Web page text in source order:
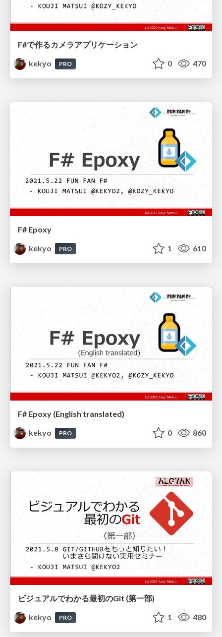
F#で作るカメラアプリケーション
kekyo
PRO 0 470
F# Epoxy
kekyo
PRO 1 610
F# Epoxy (English translated)
kekyo
PRO 0 860
ビジュアルでわかる最初のGit (第一部)
kekyo
PRO 1 480